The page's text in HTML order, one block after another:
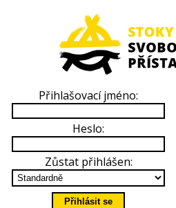
Přihlašovací jméno:
Heslo:
Zůstat přihlášen: